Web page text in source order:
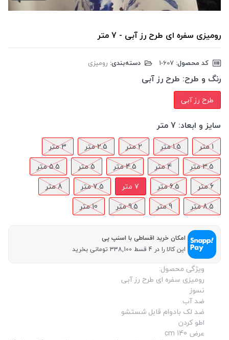
رومیزی سفره ای طرح رز آبی - 7 متر
کد محصول: دسته‌بندی: رومیزی
رنگ و طرح: طرح رز آبی
طرح رز آبی
سایز و ابعاد: 7 متر
1 متر 1.5 متر 2 متر 2.5 متر
3 متر
3.5 متر
4 متر 4.5 متر 5 متر
5.5 متر
6 متر
6.5 متر 7 متر 7.5 متر
8 متر
8.5 متر
9 متر 9.5 متر 10 متر
امکان خرید اقساطی با اسنپ پی
این کالا را در 4 قسط 338,100 تومانی بخرید
ویژگی محصول:
رومیزی سفره ای طرح رز آبی
نسوز
ضد آب
ضد لک بادوام قابل شستشو
اطو کردن
عرض 140 cm